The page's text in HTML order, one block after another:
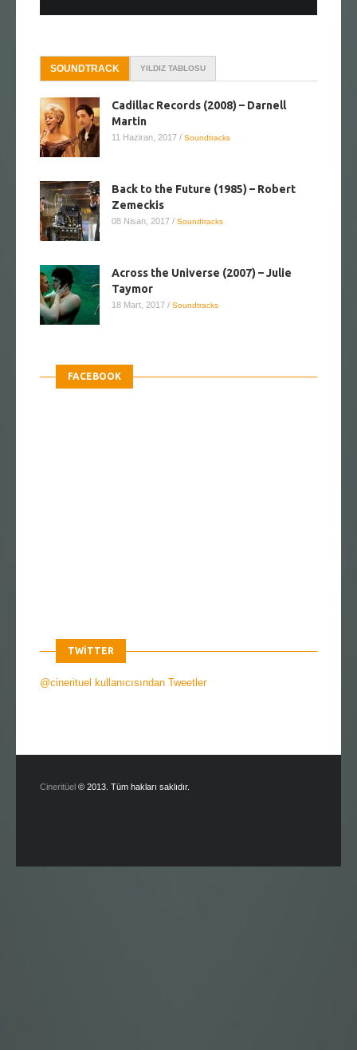
SOUNDTRACK YILDIZ TABLOSU
Cadillac Records (2008) – Darnell
Martin
11 Haziran, 2017 / Soundtracks
Back to the Future (1985) – Robert
Zemeckis
08 Nisan, 2017 / Soundtracks
Across the Universe (2007) – Julie
Taymor
18 Mart, 2017 / Soundtracks
FACEBOOK
TWITTER
@cinerituel kullanıcısından Tweetler
Cineritüel © 2013. Tüm hakları saklıdır.